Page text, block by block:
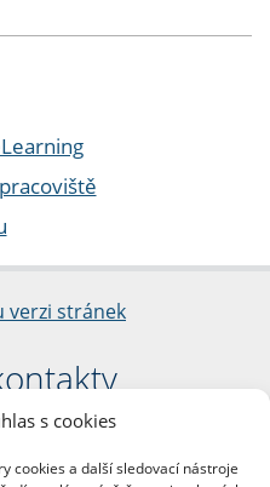
s cookies
cookies a další sledovací nástroje
verzi stránek
fakulta
1/2